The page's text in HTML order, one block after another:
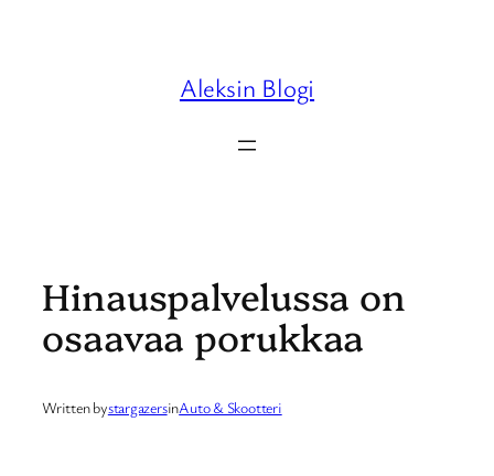
Aleksin Blogi
Hinauspalvelussa on
osaavaa porukkaa
Written bystargazersinAuto & Skootteri